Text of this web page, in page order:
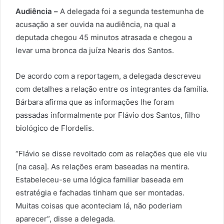
Audiência – A delegada foi a segunda testemunha de
acusação a ser ouvida na audiência, na qual a
deputada chegou 45 minutos atrasada e chegou a
levar uma bronca da juíza Nearis dos Santos.
De acordo com a reportagem, a delegada descreveu
com detalhes a relação entre os integrantes da família.
Bárbara afirma que as informações lhe foram
passadas informalmente por Flávio dos Santos, filho
biológico de Flordelis.
“Flávio se disse revoltado com as relações que ele viu
[na casa]. As relações eram baseadas na mentira.
Estabeleceu-se uma lógica familiar baseada em
estratégia e fachadas tinham que ser montadas.
Muitas coisas que aconteciam lá, não poderiam
aparecer”, disse a delegada.